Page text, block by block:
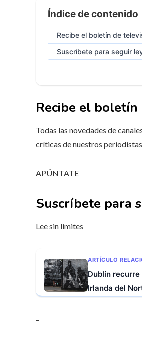
Índice de contenido
Recibe el boletín de
Suscríbete para seguir
Recibe el
Todas las novedades de
críticas de nuestros periodistas
APÚNTATE
Suscríbete para
Lee sin límites
ARTÍCULO
Dublín
Irlanda del